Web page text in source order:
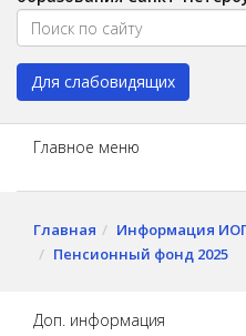
Для слабовидящих
Главное меню
Главная
Информация
Пенсионный фонд 2025
Доп. информация